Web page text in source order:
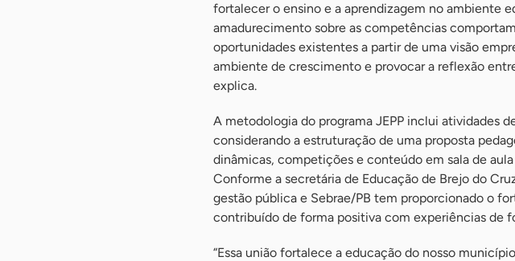
fortalecer o ensino e a aprendizagem no ambiente
amadurecimento sobre as competências
oportunidades existentes a partir de uma visão
ambiente de crescimento e provocar a reflexão
explica.
A metodologia do programa JEPP inclui atividades
considerando a estruturação de uma proposta
dinâmicas, competições e conteúdo em sala de
Conforme a secretária de Educação de Brejo do
gestão pública e Sebrae/PB tem proporcionado o
contribuído de forma positiva com experiências de
“Essa união fortalece a educação do nosso